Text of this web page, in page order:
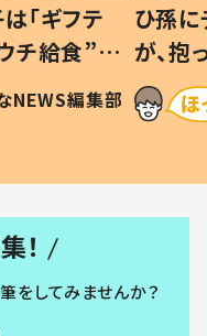
「ギフテ
チ給食”を
#令和の親
NEWS編集部
ひ孫
が、
「涙が
い」
！
をしてみませんか？